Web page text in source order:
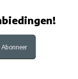
Abonneer